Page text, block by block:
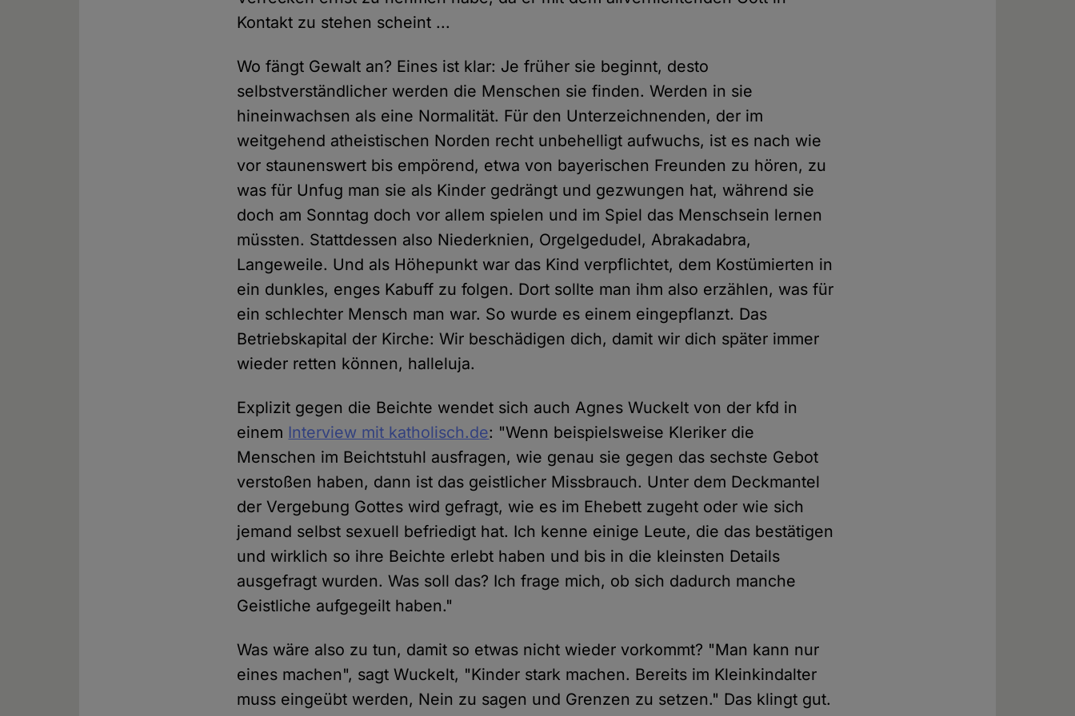
Kontakt zu stehen scheint ...
Wo fängt Gewalt an? Eines ist klar: Je früher sie beginnt, desto
selbstverständlicher werden die Menschen sie finden. Werden in sie
hineinwachsen als eine Normalität. Für den Unterzeichnenden, der im
weitgehend atheistischen Norden recht unbehelligt aufwuchs, ist es nach wie
vor staunenswert bis empörend, etwa von bayerischen Freunden zu hören, zu
was für Unfug man sie als Kinder gedrängt und gezwungen hat, während sie
doch am Sonntag doch vor allem spielen und im Spiel das Menschsein lernen
müssten. Stattdessen also Niederknien, Orgelgedudel, Abrakadabra,
Langeweile. Und als Höhepunkt war das Kind verpflichtet, dem Kostümierten in
ein dunkles, enges Kabuff zu folgen. Dort sollte man ihm also erzählen, was für
ein schlechter Mensch man war. So wurde es einem eingepflanzt. Das
Betriebskapital der Kirche: Wir beschädigen dich, damit wir dich später immer
wieder retten können, halleluja.
Explizit gegen die Beichte wendet sich auch Agnes Wuckelt von der kfd in
einem Interview mit katholisch.de: "Wenn beispielsweise Kleriker die
Menschen im Beichtstuhl ausfragen, wie genau sie gegen das sechste Gebot
verstoßen haben, dann ist das geistlicher Missbrauch. Unter dem Deckmantel
der Vergebung Gottes wird gefragt, wie es im Ehebett zugeht oder wie sich
jemand selbst sexuell befriedigt hat. Ich kenne einige Leute, die das bestätigen
und wirklich so ihre Beichte erlebt haben und bis in die kleinsten Details
ausgefragt wurden. Was soll das? Ich frage mich, ob sich dadurch manche
Geistliche aufgegeilt haben."
Was wäre also zu tun, damit so etwas nicht wieder vorkommt? "Man kann nur
eines machen", sagt Wuckelt, "Kinder stark machen. Bereits im Kleinkindalter
muss eingeübt werden, Nein zu sagen und Grenzen zu setzen." Das klingt gut.